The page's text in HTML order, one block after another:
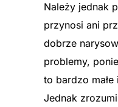
Należy jednak
przynosi ani
dobrze
problemy,
to bardzo
Jednak